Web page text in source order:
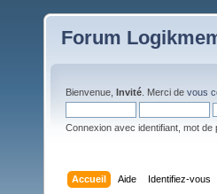
Forum
Bienvenue, Invité . Merci de vous
Connexion avec identifiant, mot
Accueil Aide Identifiez-vous